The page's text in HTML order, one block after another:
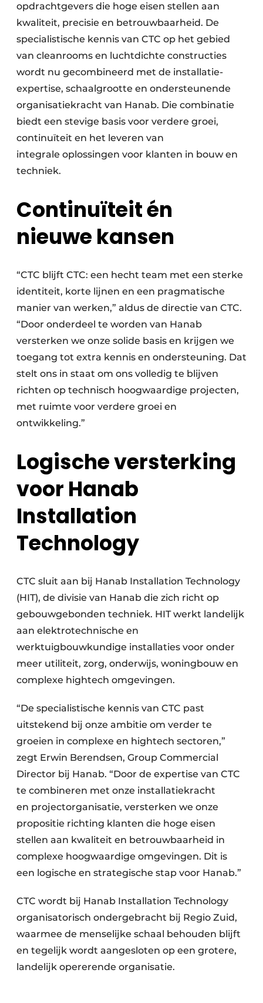
opdrachtgevers die hoge eisen stellen aan
kwaliteit, precisie en betrouwbaarheid. De
specialistische kennis van CTC op het gebied
van cleanrooms en luchtdichte constructies
wordt nu gecombineerd met de installatie-
expertise, schaalgrootte en ondersteunende
organisatiekracht van Hanab. Die combinatie
biedt een stevige basis voor verdere groei,
continuïteit en het leveren van
integrale oplossingen voor klanten in bouw en
techniek.
Continuïteit én
nieuwe kansen
“CTC blijft CTC: een hecht team met een sterke
identiteit, korte lijnen en een pragmatische
manier van werken,” aldus de directie van CTC.
“Door onderdeel te worden van Hanab
versterken we onze solide basis en krijgen we
toegang tot extra kennis en ondersteuning. Dat
stelt ons in staat om ons volledig te blijven
richten op technisch hoogwaardige projecten,
met ruimte voor verdere groei en
ontwikkeling.”
Logische versterking
voor Hanab
Installation
Technology
CTC sluit aan bij Hanab Installation Technology
(HIT), de divisie van Hanab die zich richt op
gebouwgebonden techniek. HIT werkt landelijk
aan elektrotechnische en
werktuigbouwkundige installaties voor onder
meer utiliteit, zorg, onderwijs, woningbouw en
complexe hightech omgevingen.
“De specialistische kennis van CTC past
uitstekend bij onze ambitie om verder te
groeien in complexe en hightech sectoren,”
zegt Erwin Berendsen, Group Commercial
Director bij Hanab. “Door de expertise van CTC
te combineren met onze installatiekracht
en projectorganisatie, versterken we onze
propositie richting klanten die hoge eisen
stellen aan kwaliteit en betrouwbaarheid in
complexe hoogwaardige omgevingen. Dit is
een logische en strategische stap voor Hanab.”
CTC wordt bij Hanab Installation Technology
organisatorisch ondergebracht bij Regio Zuid,
waarmee de menselijke schaal behouden blijft
en tegelijk wordt aangesloten op een grotere,
landelijk opererende organisatie.